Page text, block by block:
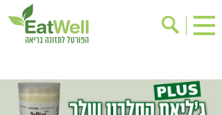
בישול בריא
אינדקס עסקים